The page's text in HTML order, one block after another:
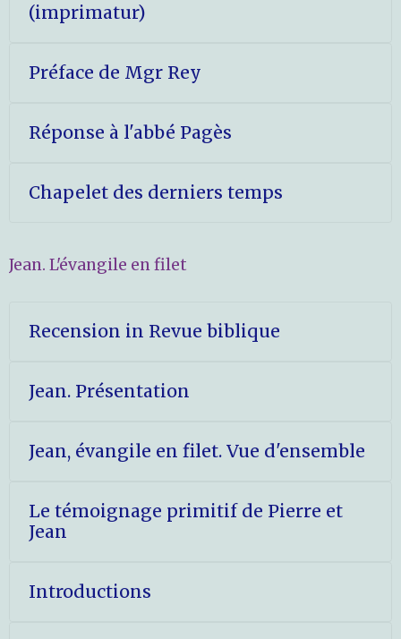
(imprimatur)
Préface de Mgr Rey
Réponse à l'abbé Pagès
Chapelet des derniers temps
Jean. L'évangile en filet
Recension in Revue biblique
Jean. Présentation
Jean, évangile en filet. Vue d'ensemble
Le témoignage primitif de Pierre et
Jean
Introductions